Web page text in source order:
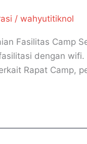
/ wahyutitiknol
Fasilitas Camp
dengan
Rapat Camp,